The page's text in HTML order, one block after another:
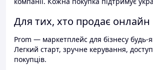
Для тих, хто продає онлайн
Prom — маркетплейс для бізнесу будь-
Легкий старт, зручне керування,
покупців.